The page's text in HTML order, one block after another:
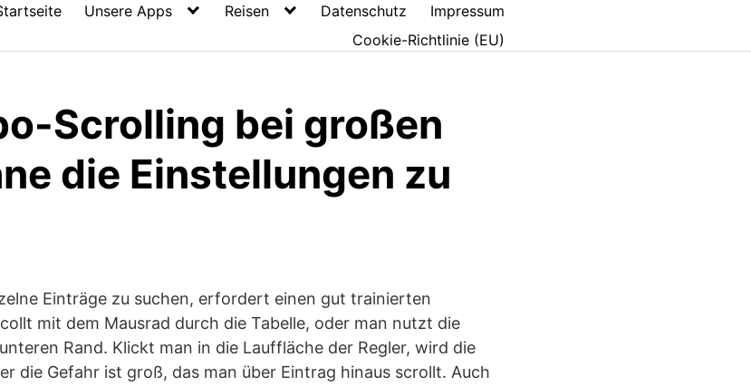
Unsere Apps Reisen Datenschutz
Impressum
Cookie-Richtlinie (EU)
Scrolling bei großen
die Einstellungen zu
Einträge zu suchen, erfordert einen gut trainierten
mit dem Mausrad durch die Tabelle, oder man nutzt die
Rand. Klickt man in die Lauffläche der Regler, wird die
die Gefahr ist groß, das man über Eintrag hinaus scrollt. Auch